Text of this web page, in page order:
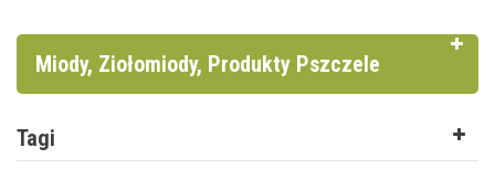
Miody, Ziołomiody, Produkty Pszczele
Tagi